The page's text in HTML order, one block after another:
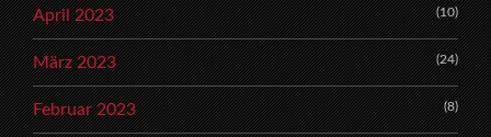
April 2023 (10)
März 2023 (24)
Februar 2023 (8)